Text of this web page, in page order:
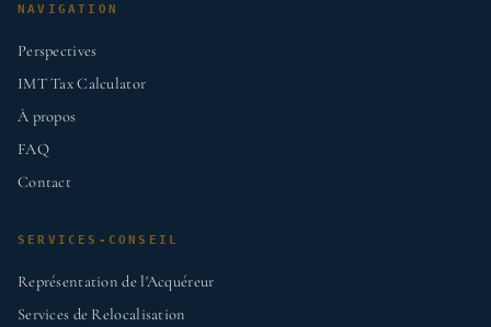
NAVIGATION
Perspectives
IMT Tax Calculator
À propos
FAQ
Contact
SERVICES-CONSEIL
Représentation de l'Acquéreur
Services de Relocalisation